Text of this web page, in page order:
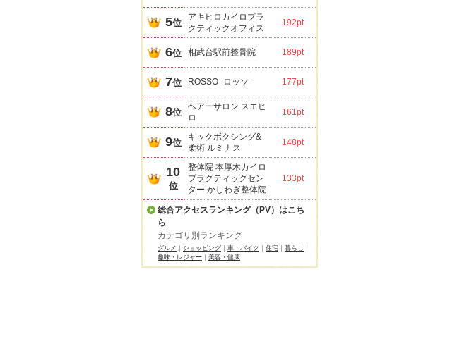
5位
アキヒロカイロプラ
クティックオフィス
192pt
6位 相武台駅前整骨院 189pt
7位 ROSSO -ロッソ- 177pt
8位
ヘアーサロン スエヒ
ロ
161pt
9位
キックボクシング&
柔術 ルミナス
148pt
10
位
整体院 本厚木カイロ
プラクティックセン
ター かしわぎ整体院
133pt
総合アクセスランキング（PV）はこち
ら
カテゴリ別ランキング
グルメ ショッピング 車・バイク 住宅 暮らし
趣味・レジャー
美容・健康